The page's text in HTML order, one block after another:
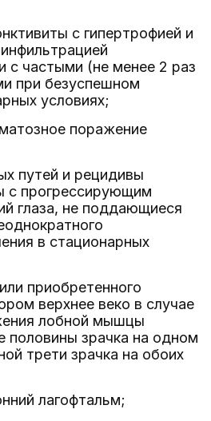
с гипертрофией и
с частыми (не менее 2 раз
при безуспешном
условиях;
поражение
путей и рецидивы
с прогрессирующим
глаза, не поддающиеся
в стационарных
приобретенного
верхнее веко в случае
лобной мышцы
половины зрачка на одном
трети зрачка на обоих
лагофтальм;